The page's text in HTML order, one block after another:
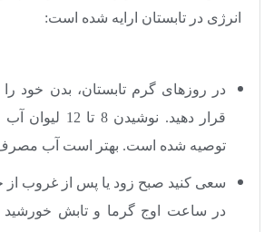
انرژی در تابستان ارایه شده است:
در روزهای گرم تابستان، بدن خود را
قرار دهید.
توصیه شده است. بهتر است آب مصرف
سعی کنید صبح زود یا پس از غروب از
در ساعت اوج گرما و تابش خورشید